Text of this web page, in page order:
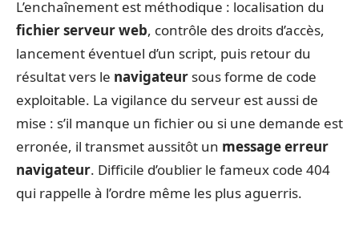
L’enchaînement est méthodique : localisation du
fichier serveur web, contrôle des droits d’accès,
lancement éventuel d’un script, puis retour du
résultat vers le navigateur sous forme de code
exploitable. La vigilance du serveur est aussi de
mise : s’il manque un fichier ou si une demande est
erronée, il transmet aussitôt un message erreur
navigateur. Difficile d’oublier le fameux code 404
qui rappelle à l’ordre même les plus aguerris.